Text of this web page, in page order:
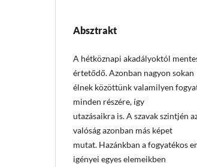
Absztrakt
A hétköznapi akadályoktól
értetődő. Azonban nagyon sokan
élnek közöttünk valamilyen
minden részére, így
utazásaikra is. A szavak szintjén
valóság azonban más képet
mutat. Hazánkban a fogyatékos
igényei egyes elemeikben